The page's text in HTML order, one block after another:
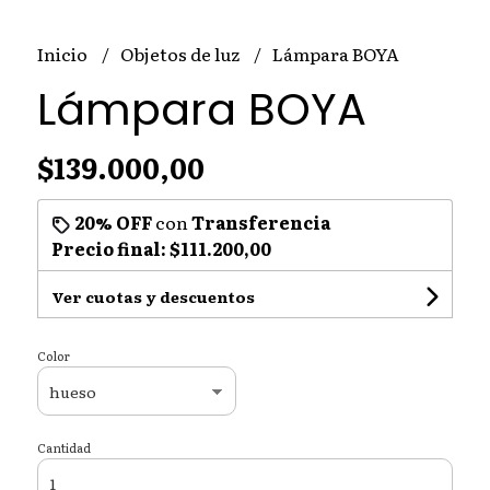
Inicio Objetos de luz Lámpara BOYA
Lámpara BOYA
$139.000,00
20% OFFconTransferencia
Precio final:$111.200,00
Ver cuotas y descuentos
Color
Cantidad